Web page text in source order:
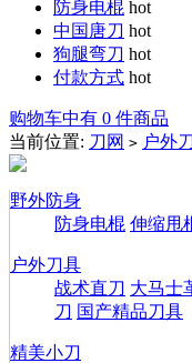
防身电棍 hot
中国唐刀 hot
狗腿弯刀 hot
付款方式 hot
购物车中有 0 件商品
当前位置: 刀网 > 户外
野外防身
防身电棍 伸缩甩
户外刀具
战术直刀 大马士
刀 国产精品刀具
精美小刀